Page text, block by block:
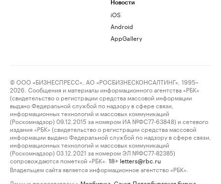
Новости
iOS
Android
AppGallery
© ООО «БИЗНЕСПРЕСС», АО «РОСБИЗНЕСКОНСАЛТИНГ», 1995–
2026. Сообщения и материалы информационного агентства «РБК»
(свидетельство о регистрации средства массовой информации
выдано Федеральной службой по надзору в сфере связи,
информационных технологий и массовых коммуникаций
(Роскомнадзор) 09.12.2015 за номером ИА №ФС77-63848) и сетевого
издания «РБК» (свидетельство о регистрации средства массовой
информации выдано Федеральной службой по надзору в сфере связи,
информационных технологий и массовых коммуникаций
(Роскомнадзор) 03.12.2021 за номером ЭЛ №ФС77-82385)
сопровождаются пометкой «РБК».
18+ letters@rbc.ru
Владельцем сайта является информационное агентство «РБК».